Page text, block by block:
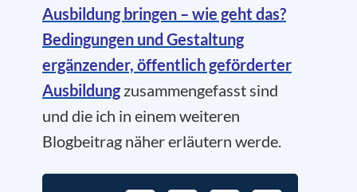
Ausbildung bringen – wie geht das?
Bedingungen und Gestaltung
ergänzender, öffentlich geförderter
Ausbildungzusammengefasst sind
und die ich in einem weiteren
Blogbeitrag näher erläutern werde.